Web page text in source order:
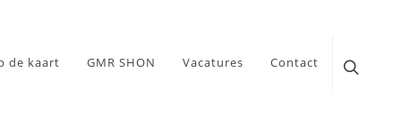
de kaart GMR SHON Vacatures Contact